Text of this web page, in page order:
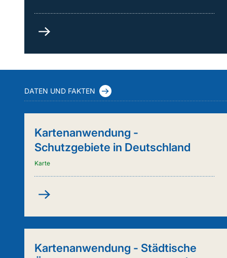
Fledermausschutz
Kuh
(FleKuCo)
DATEN UND FAKTEN
Kartenanwendung -
Schutzgebiete in Deutschland
Karte
Kartenanwendung
Schutzgebiete
in
Kartenanwendung - Städtische